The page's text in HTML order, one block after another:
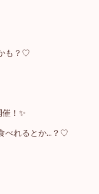
も？♡
！✨
べれるとか…？♡